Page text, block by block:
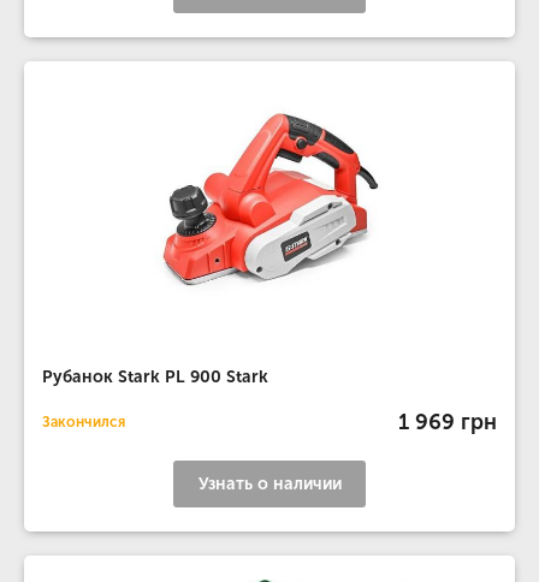
Рубанок Stark PL 900 Stark
Закончился 1 969 грн
Узнать о наличии